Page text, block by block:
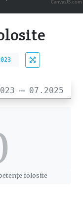
CanvasJS.com
07.2025
folosite